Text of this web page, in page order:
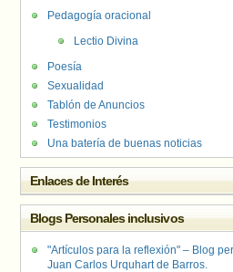
Pedagogía oracional
Lectio Divina
Poesía
Sexualidad
Tablón de Anuncios
Testimonios
Una batería de buenas noticias
Enlaces de Interés
Blogs Personales inclusivos
"Artículos para la reflexión" – Blog
Juan Carlos Urquhart de Barros.